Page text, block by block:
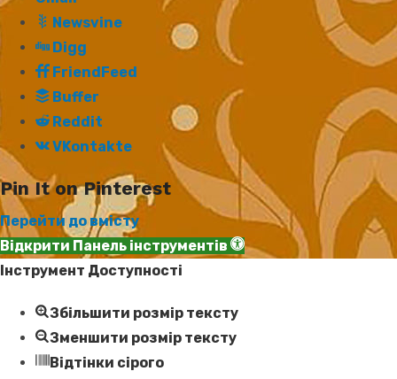
Newsvine
Digg
FriendFeed
Buffer
Reddit
VKontakte
Pin It on Pinterest
Перейти до вмісту
Відкрити Панель інструментів
Інструмент Доступності
Збільшити розмір тексту
Зменшити розмір тексту
Відтінки сірого